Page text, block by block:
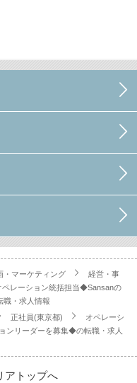
・マーケティング
経営・事
ペレーション統括担当◆Sansanの
職・求人情報
正社員(東京都)
オペレーシ
ンリーダーを募集◆の転職・求人
アトップへ